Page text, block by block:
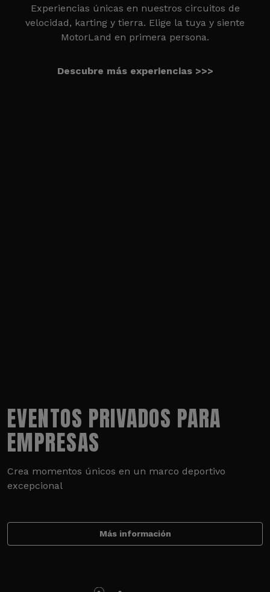
Experiencias únicas en nuestros circuitos de
velocidad, karting y tierra. Elige la tuya y siente
MotorLand en primera persona.
Descubre más experiencias >>>
EVENTOS PRIVADOS PARA
EMPRESAS
Crea momentos únicos en un marco deportivo
excepcional
Más información